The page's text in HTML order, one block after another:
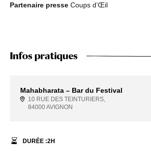
Partenaire presse Coups d’Œil
Infos pratiques
Mahabharata – Bar du Festival
10 RUE DES TEINTURIERS,
84000 AVIGNON
DURÉE :2H